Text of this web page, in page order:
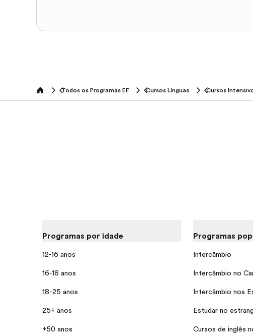
home Todos os Programas EF Cursos Línguas Cursos
Programas por idade
12-16 anos
16-18 anos
18-25 anos
25+ anos
+50 anos
Programas
Intercâmbio
Intercâmbio no
Intercâmbio nos
Estudar no
Cursos de inglês